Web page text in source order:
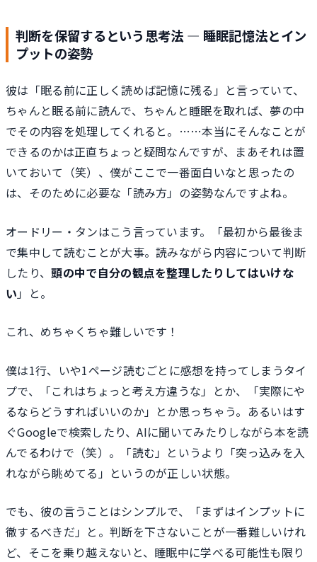
判断を保留するという思考法 ― 睡眠記憶法とイン
プットの姿勢
彼は「眠る前に正しく読めば記憶に残る」と言っていて、
ちゃんと眠る前に読んで、ちゃんと睡眠を取れば、夢の中
でその内容を処理してくれると。……本当にそんなことが
できるのかは正直ちょっと疑問なんですが、まあそれは置
いておいて（笑）、僕がここで一番面白いなと思ったの
は、そのために必要な「読み方」の姿勢なんですよね。
オードリー・タンはこう言っています。「最初から最後ま
で集中して読むことが大事。読みながら内容について判断
したり、頭の中で自分の観点を整理したりしてはいけな
い 」と。
これ、めちゃくちゃ難しいです！
僕は1行、いや1ページ読むごとに感想を持ってしまうタイ
プで、「これはちょっと考え方違うな」とか、「実際にや
るならどうすればいいのか」とか思っちゃう。あるいはす
ぐGoogleで検索したり、AIに聞いてみたりしながら本を読
んでるわけで（笑）。「読む」というより「突っ込みを入
れながら眺めてる」というのが正しい状態。
でも、彼の言うことはシンプルで、「まずはインプットに
徹するべきだ」と。判断を下さないことが一番難しいけれ
ど、そこを乗り越えないと、睡眠中に学べる可能性も限り